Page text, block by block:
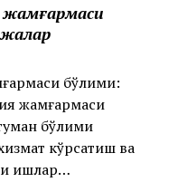
бўлими:
жамғармаси
бўлими
кўрсатиш ва
ишлар…